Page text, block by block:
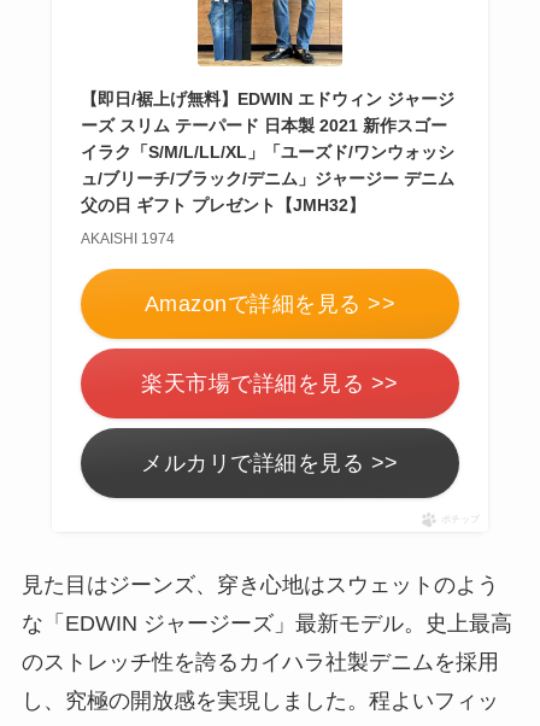
【即日/裾上げ無料】EDWIN エドウィン ジャージ
ーズ スリム テーパード 日本製 2021 新作スゴー
イラク「S/M/L/LL/XL」「ユーズド/ワンウォッシ
ュ/ブリーチ/ブラック/デニム」ジャージー デニム
父の日 ギフト プレゼント【JMH32】
AKAISHI 1974
Amazonで詳細を見る >>
楽天市場で詳細を見る >>
メルカリで詳細を見る >>
ポチップ
見た目はジーンズ、穿き心地はスウェットのよう
な「EDWIN ジャージーズ」最新モデル。史上最高
のストレッチ性を誇るカイハラ社製デニムを採用
し、究極の開放感を実現しました。程よいフィッ